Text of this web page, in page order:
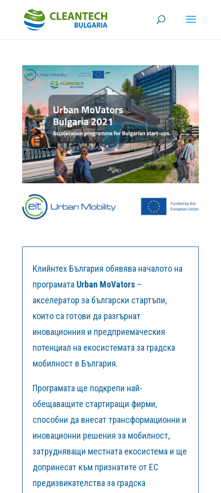
Клийнтех България обявява началото на
програмата Urban MoVators –
акселератор за български стартъпи,
които са готови да разгърнат
иновационния и предприемаческия
потенциал на екосистемата за градска
мобилност в България.
Програмата ще подкрепи най-
обещаващите стартиращи фирми,
способни да внесат трансформационни и
иновационни решения за мобилност,
затрудняващи местната екосистема и ще
допринесат към признатите от ЕС
предизвикателства за градска